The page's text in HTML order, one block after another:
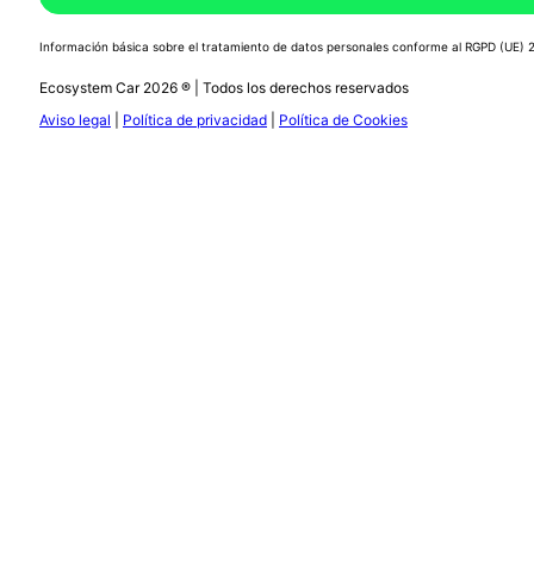
Información básica sobre el tratamiento de datos personales conforme al RGPD (UE)
Ecosystem Car 2026 ® | Todos los derechos reservados
Aviso legal
Política de privacidad Política de Cookies